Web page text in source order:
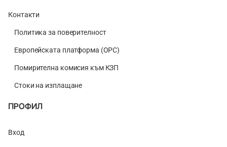
Контакти
Политика за поверителност
Европейската платформа (ОРС)
Помирителна комисия към КЗП
Стоки на изплащане
ПРОФИЛ
Вход